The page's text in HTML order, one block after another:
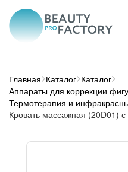
Главная Каталог Каталог
Аппараты для коррекции
Термотерапия и
Кровать массажная (20D01)